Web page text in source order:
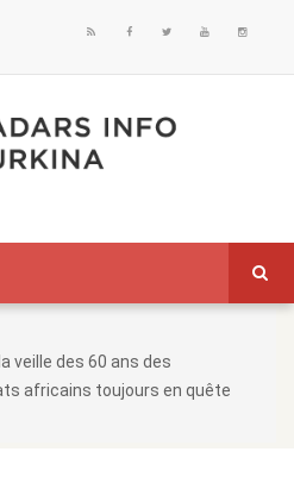
veille des 60 ans des
africains toujours en quête